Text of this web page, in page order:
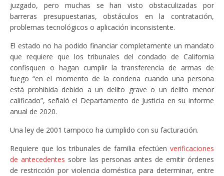
juzgado, pero muchas se han visto obstaculizadas por
barreras presupuestarias, obstáculos en la contratación,
problemas tecnológicos o aplicación inconsistente.
El estado no ha podido financiar completamente un mandato
que requiere que los tribunales del condado de California
confisquen o hagan cumplir la transferencia de armas de
fuego “en el momento de la condena cuando una persona
está prohibida debido a un delito grave o un delito menor
calificado”, señaló el Departamento de Justicia en su informe
anual de 2020.
Una ley de 2001 tampoco ha cumplido con su facturación.
Requiere que los tribunales de familia efectúen verificaciones
de antecedentes sobre las personas antes de emitir órdenes
de restricción por violencia doméstica para determinar, entre